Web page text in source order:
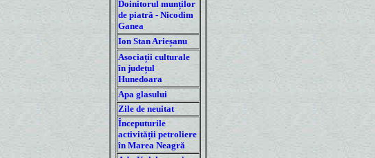
Doinitorul munților
de piatră - Nicodim
Ganea
Ion Stan Arieșanu
Asociații culturale
în județul
Hunedoara
Apa glasului
Zile de neuitat
Începuturile
activității petroliere
în Marea Neagră